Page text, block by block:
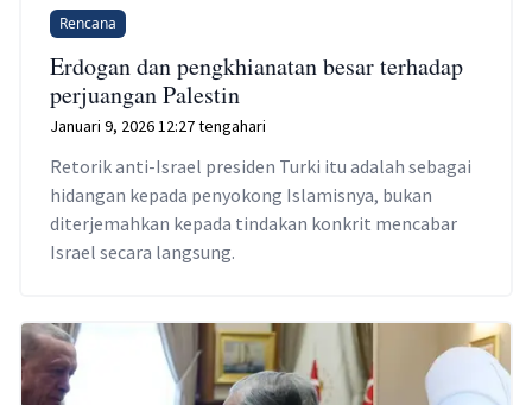
Rencana
Erdogan dan pengkhianatan besar terhadap
perjuangan Palestin
Januari 9, 2026 12:27 tengahari
Retorik anti-Israel presiden Turki itu adalah sebagai
hidangan kepada penyokong Islamisnya, bukan
diterjemahkan kepada tindakan konkrit mencabar
Israel secara langsung.